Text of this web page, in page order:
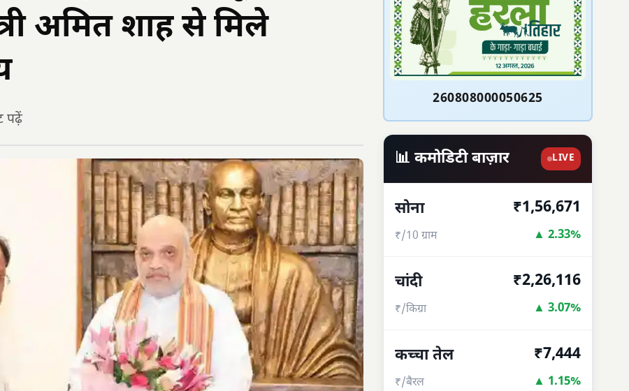
अमित शाह से मिले
पढ़ें
260808000050625
📊 कमोडिटी बाज़ार LIVE
सोना
₹/10 ग्राम
₹1,56,671
▲ 2.33%
चांदी
₹/किग्रा
₹2,26,116
▲ 3.07%
कच्चा तेल
₹/बैरल
₹7,444
▲ 1.15%